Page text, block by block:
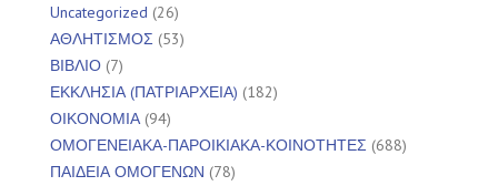
Uncategorized (26)
ΑΘΛΗΤΙΣΜΟΣ (53)
ΒΙΒΛΙΟ (7)
ΕΚΚΛΗΣΙΑ (ΠΑΤΡΙΑΡΧΕΙΑ) (182)
ΟΙΚΟΝΟΜΙΑ(94)
ΟΜΟΓΕΝΕΙΑΚΑ-ΠΑΡΟΙΚΙΑΚΑ-ΚΟΙΝΟΤΗΤΕΣ (688)
ΠΑΙΔΕΙΑ ΟΜΟΓΕΝΩΝ (78)